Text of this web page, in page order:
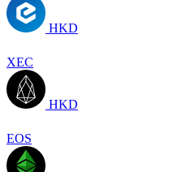
HKD
XEC
HKD
EOS